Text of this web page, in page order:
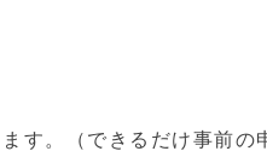
す。（できるだけ事前の